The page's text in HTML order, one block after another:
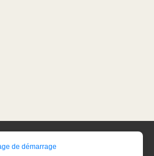
de démarrage